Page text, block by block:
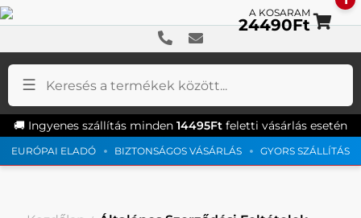
🚚 Ingyenes szállítás minden 14495Ft feletti vásárlás esetén
EURÓPAI ELADÓ BIZTONSÁGOS VÁSÁRLÁS GYORS SZÁLLÍTÁS
a
a
24490Ft